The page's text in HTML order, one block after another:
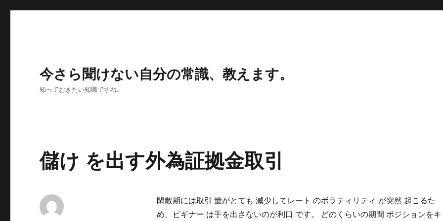
今さら聞けない自分の常識、教えます。
知っておきたい知識ですね。
儲け を出す外為証拠金取引
閑散期には取引 量がとても 減少してレート のボラティリティ が突然 起こるた
め、ビギナー は手を出さないのが利口 です。 どのくらいの期間 ポジションをキ